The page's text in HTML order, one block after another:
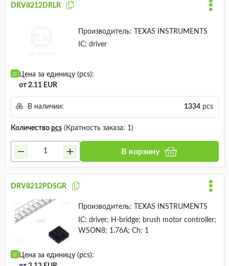
DRV8212DRLR
Производитель:
TEXAS INSTRUMENTS
IC: driver
Цена за единицу (pcs):
от 2.11 EUR
В наличии: 1334pcs
Количество pcs(Кратность заказа: 1)
В корзину
DRV8212PDSGR
Производитель:
TEXAS INSTRUMENTS
IC: driver; H-bridge; brush motor controller;
WSON8; 1.76A; Ch: 1
Цена за единицу (pcs):